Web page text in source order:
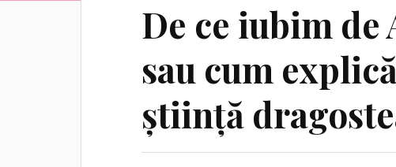
De ce iubim de
sau cum
știință